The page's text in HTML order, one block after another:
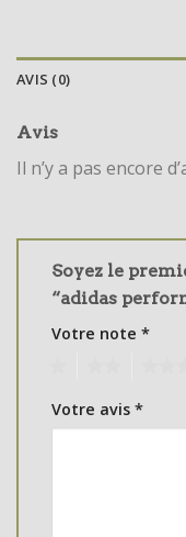
AVIS (0)
Avis
Il n’y a pas encore
Soyez le
“adidas
Votre note *
Votre avis *